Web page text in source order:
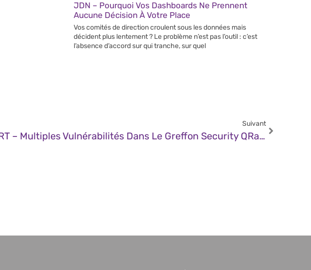
JDN – Pourquoi Vos Dashboards Ne Prennent
Aucune Décision À Votre Place
Vos comités de direction croulent sous les données mais
décident plus lentement ? Le problème n’est pas l’outil : c’est
l’absence d’accord sur qui tranche, sur quel
Suivant
CERT – Multiples Vulnérabilités Dans Le Greffon Security QRadar Log Management AQL De IBM (27 Décembre 2024)